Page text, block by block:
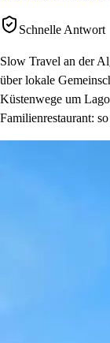
Schnelle Antwort
Slow Travel an der
über lokale
Küstenwege um
Familienrestaurant: